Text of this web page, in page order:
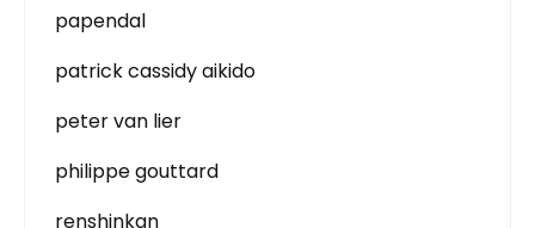
papendal
patrick cassidy aikido
peter van lier
philippe gouttard
renshinkan